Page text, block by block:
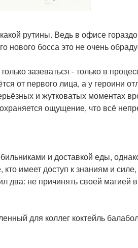
рутины. Ведь в офисе
нового босса это не очень
зазеваться - только в
от первого лица, а у героини
и жутковатых моментах
ощущение, что всё
и доставкой еды,
имеет доступ к знаниям и
два: не причинять своей магией
для коллег коктейль